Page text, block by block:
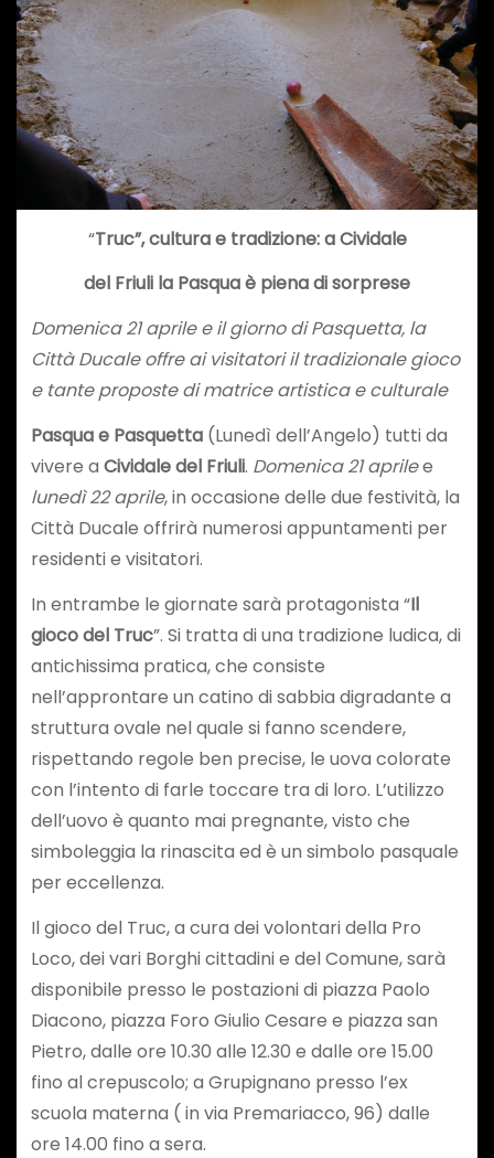
“Truc”, cultura e tradizione: a Cividale
del Friuli la Pasqua è piena di sorprese
Domenica 21 aprile e il giorno di Pasquetta, la
Città Ducale offre ai visitatori il tradizionale gioco
e tante proposte di matrice artistica e culturale
Pasqua e Pasquetta(Lunedì dell’Angelo) tutti da
vivere a Cividale del Friuli. Domenica 21 aprilee
lunedì 22 aprile, in occasione delle due festività, la
Città Ducale offrirà numerosi appuntamenti per
residenti e visitatori.
In entrambe le giornate sarà protagonista “Il
gioco del Truc”. Si tratta di una tradizione ludica, di
antichissima pratica, che consiste
nell’approntare un catino di sabbia digradante a
struttura ovale nel quale si fanno scendere,
rispettando regole ben precise, le uova colorate
con l’intento di farle toccare tra di loro. L’utilizzo
dell’uovo è quanto mai pregnante, visto che
simboleggia la rinascita ed è un simbolo pasquale
per eccellenza.
Il gioco del Truc, a cura dei volontari della Pro
Loco, dei vari Borghi cittadini e del Comune, sarà
disponibile presso le postazioni di piazza Paolo
Diacono, piazza Foro Giulio Cesare e piazza san
Pietro, dalle ore 10.30 alle 12.30 e dalle ore 15.00
fino al crepuscolo; a Grupignano presso l’ex
scuola materna ( in via Premariacco, 96) dalle
ore 14.00 fino a sera.